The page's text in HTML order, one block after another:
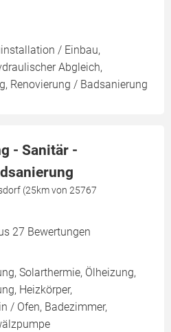
/ Einbau,
Abgleich,
Renovierung / Badsanierung
- Sanitär -
(25km von 25767
27 Bewertungen
Solarthermie, Ölheizung,
Heizkörper,
/ Ofen, Badezimmer,